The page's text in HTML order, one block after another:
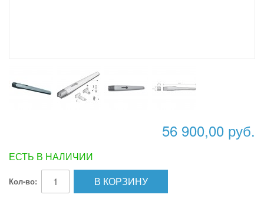
56 900,00 руб.
ЕСТЬ В НАЛИЧИИ
Кол-во: В КОРЗИНУ